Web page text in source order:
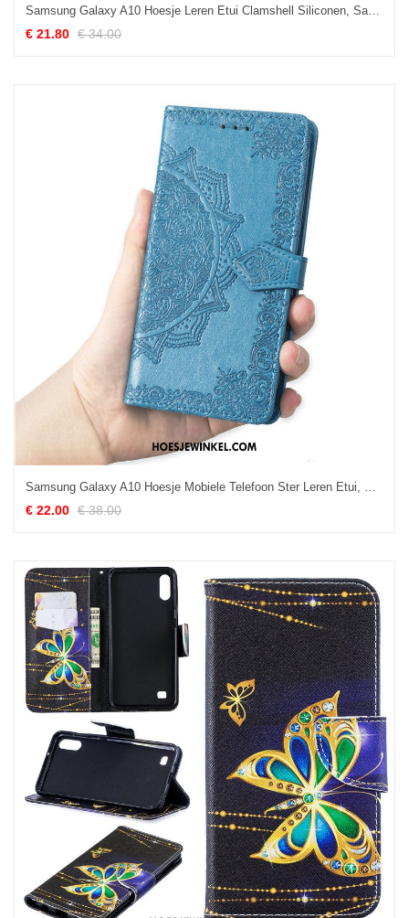
Samsung Galaxy A10 Hoesje Leren Etui Clamshell Siliconen, Samsung Galaxy A10 Hoesje Boom Rood
€ 21.80 € 34.00
Samsung Galaxy A10 Hoesje Mobiele Telefoon Ster Leren Etui, Samsung Galaxy A10 Hoesje Zacht Bescherming
€ 22.00 € 38.00